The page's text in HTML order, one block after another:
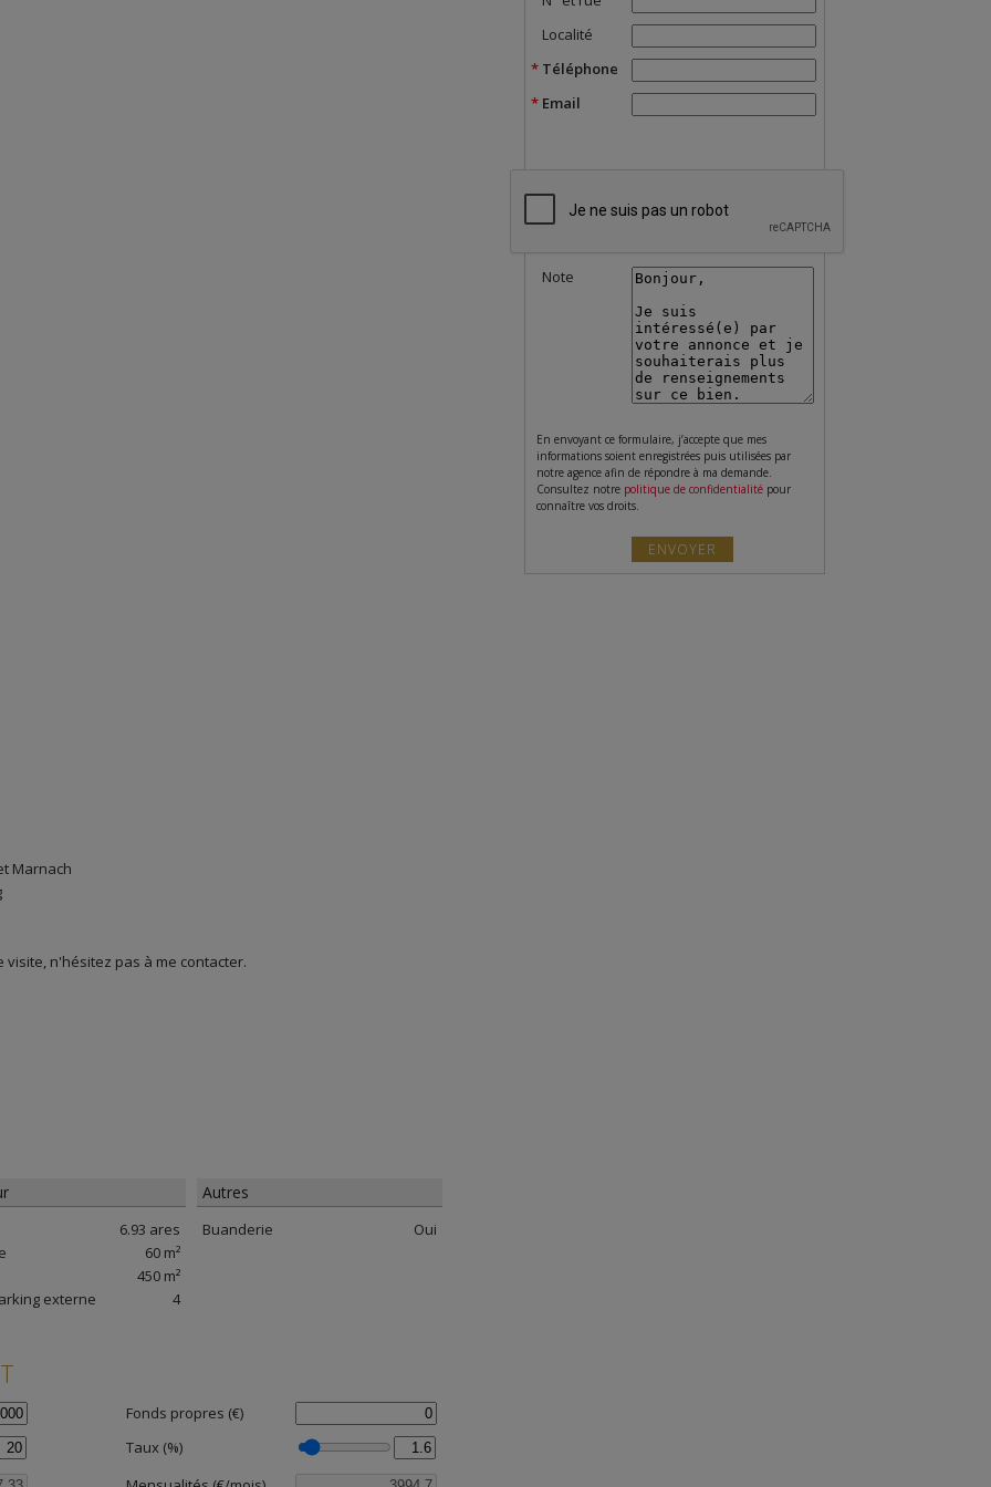
Marnach
n'hésitez pas à me contacter.
6.93 ares
60 m²
450 m²
externe
4
Autres
Buanderie Oui
Fonds propres (€)
Taux (%)
Localité
Téléphone
Email
Note
En envoyant ce formulaire, j’accepte que mes
informations soient enregistrées puis utilisées par
notre agence afin de répondre à ma demande.
Consultez notre politique de confidentialité pour
connaître vos droits.